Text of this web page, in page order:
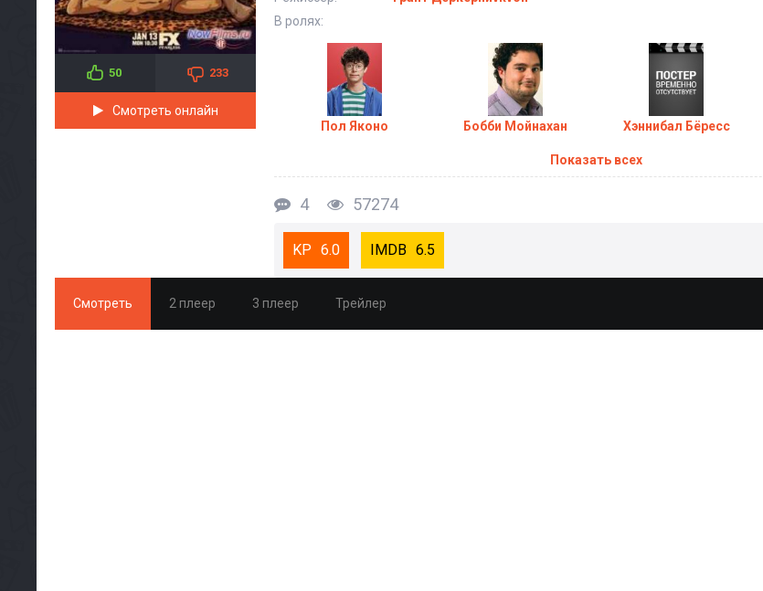
50 233
Смотреть онлайн
В ролях:
Пол Яконо Бобби Мойнахан Хэннибал Бёресс
Показать всех
4 57274
6.0 6.5
Смотреть 2 плеер 3 плеер Трейлер